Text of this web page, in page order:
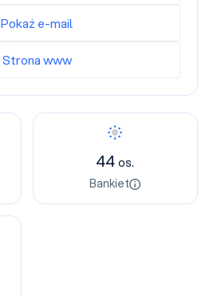
44os.
Bankiet
Pokaż e-mail
Strona www